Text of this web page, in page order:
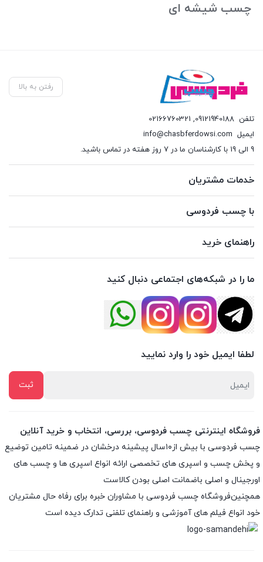
چسب شیشه ای
رفتن به بالا
تلفن 09121940188
,
02166760321
ایمیل info@chasbferdowsi.com
9 الی 19 با کارشناسان ما در 7 روز هفته در تماس باشید.
خدمات مشتریان
با چسب فردوسی
راهنمای خرید
ما را در شبکه‌های اجتماعی دنبال کنید
لطفا ایمیل خود را وارد نمایید
فروشگاه اینترنتی چسب فردوسی، بررسی، انتخاب و خرید آنلاین
چسب فردوسی با بیش از۱۰سال پیشینه درخشان در ضمینه تامین توضیع
و پخش چسب و اسپری های تخصصی ارائه انواع اسپری ها و چسب های
اورجینال و اصلی باضمانت اصلی بودن کالاست
همچنین‌فروشگاه چسب فردوسی با مشاوران خبره برای رفاه حال مشتریان
خود انواع فیلم های آموزشی و راهنمای تلفنی تدارک دیده است